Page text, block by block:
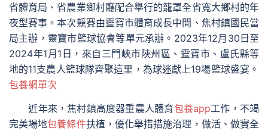
省體育局、省農業鄉村廳配合舉行的籠罩全省寬大鄉村的年
夜型賽事。本次競賽由靈寶市體育成長中間、焦村鎮國民當
局主辦，靈寶市籃球協會等單元承辦。2023年12月30日至
2024年1月1日，來自三門峽市陜州區、靈寶市、盧氏縣等
地的11支農人籃球隊齊聚這里，為球迷獻上19場籃球盛宴。
包養網單次
近年來，焦村鎮高度器重農人體育包養app工作，不竭
完美場地包養條件扶植，優化舉措措施治理，做活、做實全